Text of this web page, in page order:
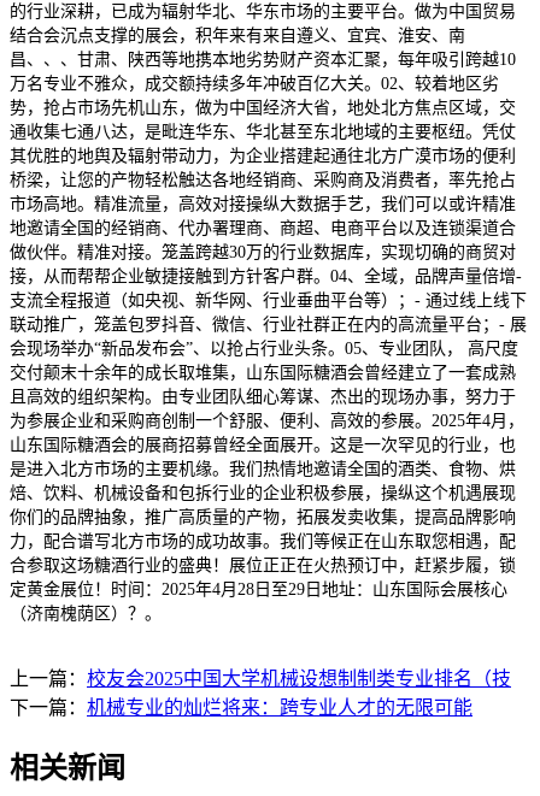
的行业深耕，已成为辐射华北、华东市场的主要平台。做为中国贸易
结合会沉点支撑的展会，积年来有来自遵义、宜宾、淮安、南
昌、、、甘肃、陕西等地携本地劣势财产资本汇聚，每年吸引跨越10
万名专业不雅众，成交额持续多年冲破百亿大关。02、较着地区劣
势，抢占市场先机山东，做为中国经济大省，地处北方焦点区域，交
通收集七通八达，是毗连华东、华北甚至东北地域的主要枢纽。凭仗
其优胜的地舆及辐射带动力，为企业搭建起通往北方广漠市场的便利
桥梁，让您的产物轻松触达各地经销商、采购商及消费者，率先抢占
市场高地。精准流量，高效对接操纵大数据手艺，我们可以或许精准
地邀请全国的经销商、代办署理商、商超、电商平台以及连锁渠道合
做伙伴。精准对接。笼盖跨越30万的行业数据库，实现切确的商贸对
接，从而帮帮企业敏捷接触到方针客户群。04、全域，品牌声量倍增-
支流全程报道（如央视、新华网、行业垂曲平台等）；- 通过线上线下
联动推广，笼盖包罗抖音、微信、行业社群正在内的高流量平台；- 展
会现场举办“新品发布会”、以抢占行业头条。05、专业团队， 高尺度
交付颠末十余年的成长取堆集，山东国际糖酒会曾经建立了一套成熟
且高效的组织架构。由专业团队细心筹谋、杰出的现场办事，努力于
为参展企业和采购商创制一个舒服、便利、高效的参展。2025年4月，
山东国际糖酒会的展商招募曾经全面展开。这是一次罕见的行业，也
是进入北方市场的主要机缘。我们热情地邀请全国的酒类、食物、烘
焙、饮料、机械设备和包拆行业的企业积极参展，操纵这个机遇展现
你们的品牌抽象，推广高质量的产物，拓展发卖收集，提高品牌影响
力，配合谱写北方市场的成功故事。我们等候正在山东取您相遇，配
合参取这场糖酒行业的盛典！展位正正在火热预订中，赶紧步履，锁
定黄金展位！时间：2025年4月28日至29日地址：山东国际会展核心
（济南槐荫区）？。
上一篇： 校友会2025中国大学机械设想制制类专业排名（技
下一篇： 机械专业的灿烂将来：跨专业人才的无限可能
相关新闻